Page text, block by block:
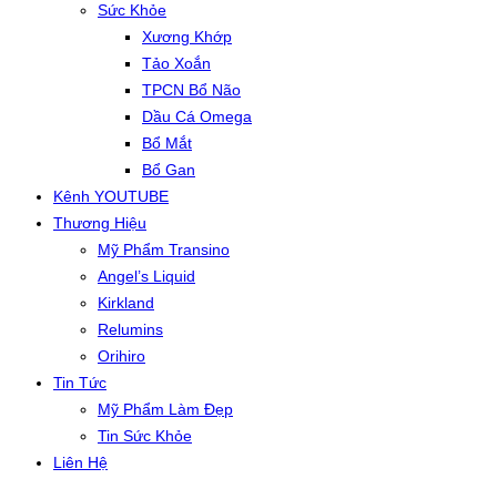
Sức Khỏe
Xương Khớp
Tảo Xoắn
TPCN Bổ Não
Dầu Cá Omega
Bổ Mắt
Bổ Gan
Kênh YOUTUBE
Thương Hiệu
Mỹ Phẩm Transino
Angel’s Liquid
Kirkland
Relumins
Orihiro
Tin Tức
Mỹ Phẩm Làm Đẹp
Tin Sức Khỏe
Liên Hệ